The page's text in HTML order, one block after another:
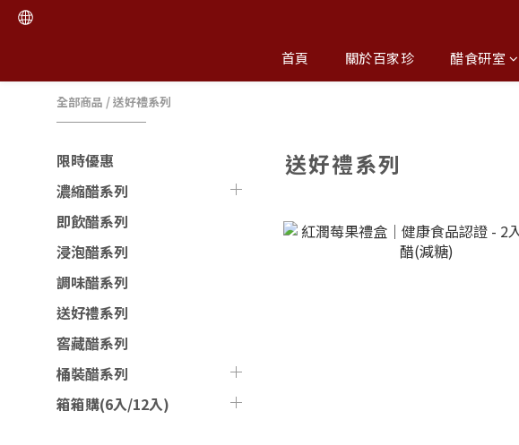
首頁 關於百家珍 醋食研室
全部商品 /送好禮系列
限時優惠
濃縮醋系列
即飲醋系列
浸泡醋系列
調味醋系列
送好禮系列
窖藏醋系列
桶裝醋系列
箱箱購(6入/12入)
送好禮系列